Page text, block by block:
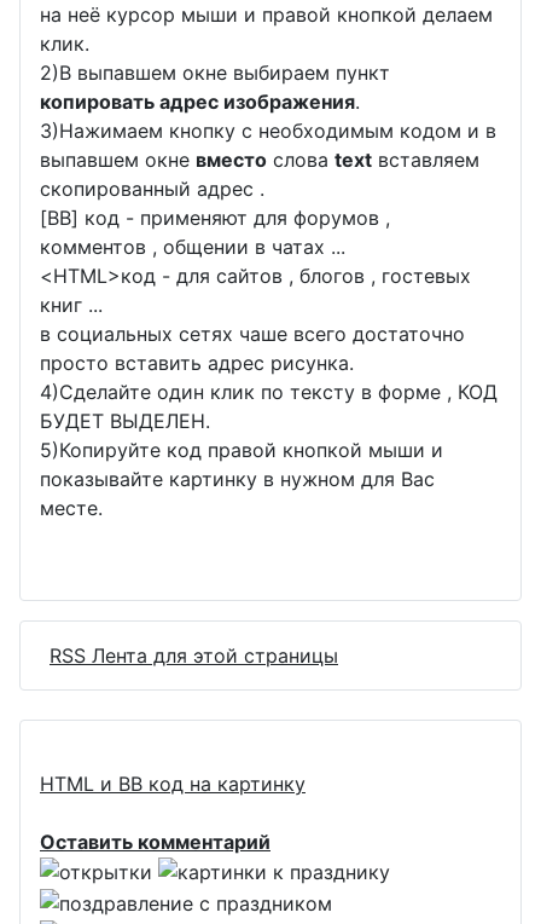
на неё курсор мыши и правой кнопкой делаем
клик.
2)В выпавшем окне выбираем пункт
копировать адрес изображения.
3)Нажимаем кнопку с необходимым кодом и в
выпавшем окне вместо слова text вставляем
скопированный адрес .
[BB] код - применяют для форумов ,
комментов , общении в чатах ...
<HTML>код - для сайтов , блогов , гостевых
книг ...
в социальных сетях чаше всего достаточно
просто вставить адрес рисунка.
4)Сделайте один клик по тексту в форме , КОД
БУДЕТ ВЫДЕЛЕН.
5)Копируйте код правой кнопкой мыши и
показывайте картинку в нужном для Вас
месте.
RSS Лента для этой страницы
HTML и BB код на картинку
Оставить комментарий